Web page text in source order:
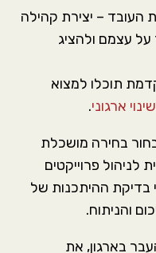
העובד – יצירת קהילה
עצמם ולהציג
תוכלו למצוא
.
בחירה מושכלת
לניהול פרוייקטים
בדיקת ההיתכנות של
והניתוח.
בארגון, את